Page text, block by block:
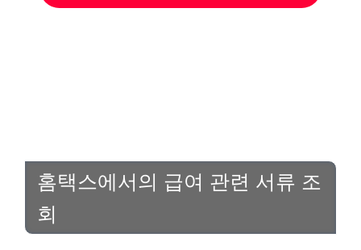
홈택스에서의 급여 관련 서류 조
회